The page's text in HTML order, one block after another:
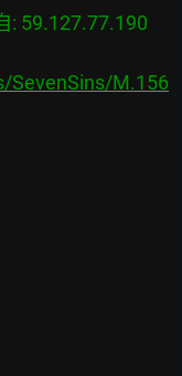
: 59.127.77.190
SevenSins/M.156